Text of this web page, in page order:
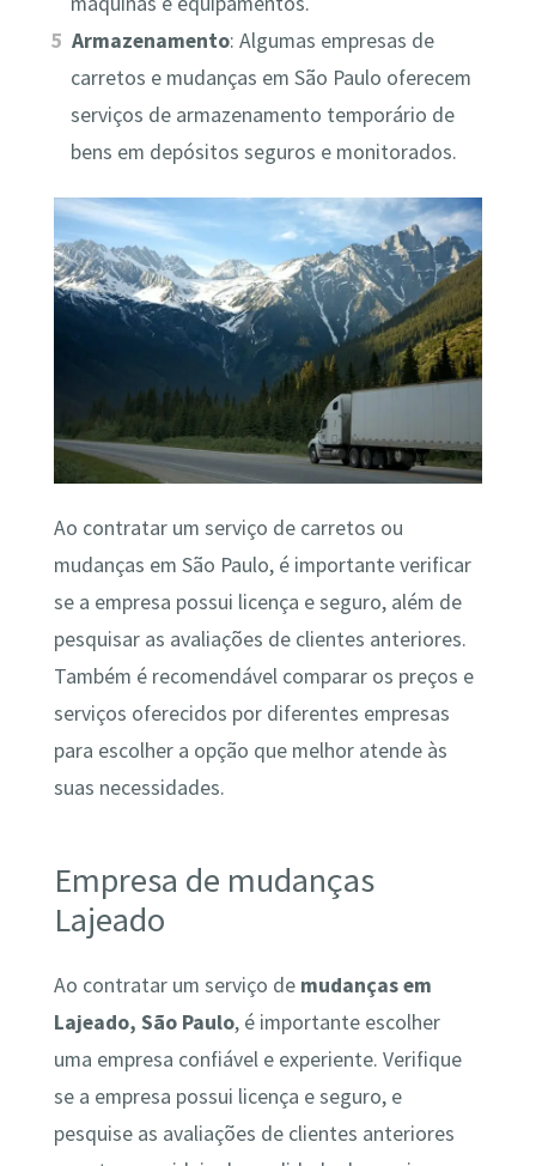
Armazenamento: Algumas empresas de
carretos e mudanças em São Paulo oferecem
serviços de armazenamento temporário de
bens em depósitos seguros e monitorados.
Ao contratar um serviço de carretos ou
mudanças em São Paulo, é importante verificar
se a empresa possui licença e seguro, além de
pesquisar as avaliações de clientes anteriores.
Também é recomendável comparar os preços e
serviços oferecidos por diferentes empresas
para escolher a opção que melhor atende às
suas necessidades.
Empresa de mudanças
Lajeado
Ao contratar um serviço de mudanças em
Lajeado, São Paulo, é importante escolher
uma empresa confiável e experiente. Verifique
se a empresa possui licença e seguro, e
pesquise as avaliações de clientes anteriores